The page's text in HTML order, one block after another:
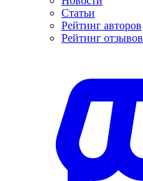
Статьи
Рейтинг авторов
Рейтинг отзывов